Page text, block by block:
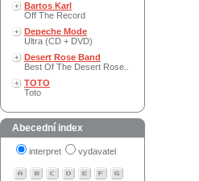
Bartos Karl
Off The Record
Depeche Mode
Ultra (CD + DVD)
Desert Rose Band
Best Of The Desert Rose..
TOTO
Toto
Abecední index
interpret vydavatel